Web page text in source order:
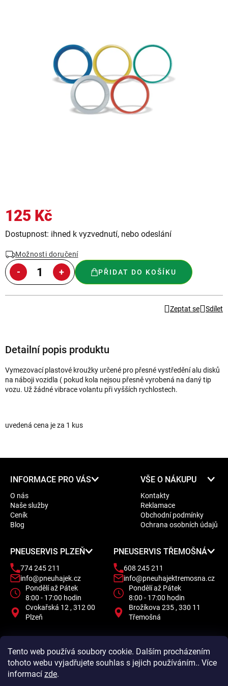
Tento web používá soubory cookie. Dalším procházením
tohoto webu vyjadřujete souhlas s jejich používáním.. Více
informací zde.
125 Kč
Měrná
Dostupnost: ihned k vyzvednutí, nebo odeslání
Možnosti doručení
PŘIDAT DO KOŠÍKU
Zeptat se Sdílet
Detailní popis produktu
Vymezovací plastové kroužky určené pro přesné vystředění alu disků
na náboji vozidla ( pokud kola nejsou přesně vyrobená na daný tip
vozu. Už žádné vibrace volantu při vyšších rychlostech.
uvedená cena je za 1 kus
INFORMACE PRO VÁS
O nás
Naše služby
Ceník
Blog
VŠE O NÁKUPU
Kontakty
Reklamace
Obchodní podmínky
Ochrana osobních údajů
PNEUSERVIS PLZEŇ
774 245 211
info@pneuhajek.cz
Pondělí až Pátek
8:00 - 17:00 hodin
Cvokařská 12 , 312 00
Plzeň
PNEUSERVIS TŘEMOŠNÁ
608 245 211
info@pneuhajektremosna.cz
Pondělí až Pátek
8:00 - 17:00 hodin
Brožíkova 235 , 330 11
Třemošná